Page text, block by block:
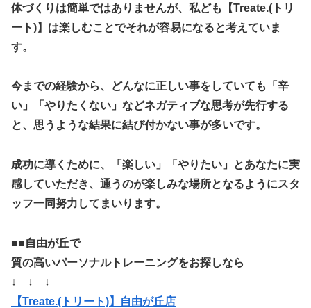
体づくりは簡単ではありませんが、私ども【Treate.(トリ
ート)】は楽しむことでそれが容易になると考えていま
す。
今までの経験から、どんなに正しい事をしていても「辛
い」「やりたくない」などネガティブな思考が先行する
と、思うような結果に結び付かない事が多いです。
成功に導くために、「楽しい」「やりたい」とあなたに実
感していただき、通うのが楽しみな場所となるようにスタ
ッフ一同努力してまいります。
■■自由が丘で
質の高いパーソナルトレーニングをお探しなら
↓ ↓ ↓
【Treate.(トリート)】自由が丘店